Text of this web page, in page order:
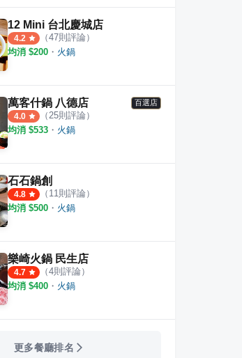
12 Mini 台北慶城店
4.2 （47則評論）
均消 $200 ・ 火鍋
萬客什鍋 八德店 百選店
4.0 （25則評論）
均消 $533 ・ 火鍋
石石鍋創
4.8 （ 11則評論）
均消 $500 ・ 火鍋
樂崎火鍋 民生店
4.7 （4則評論）
均消 $400 ・ 火鍋
更多餐廳排名